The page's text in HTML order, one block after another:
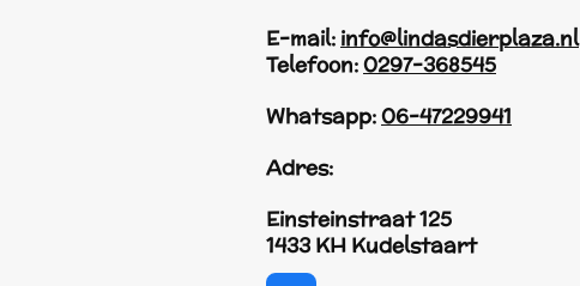
E-mail: info@lindasdierplaza.nl
Telefoon:0297-368545
Whatsapp:06-47229941
Adres:
Einsteinstraat 125
1433 KH Kudelstaart